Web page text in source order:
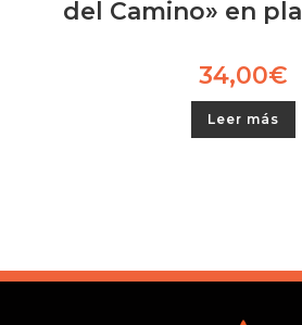
del Camino» en
34,00€
Leer más